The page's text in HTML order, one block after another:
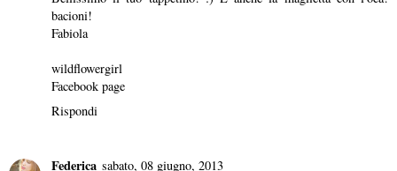
bacioni!
Fabiola
wildflowergirl
Facebook page
Rispondi
Federica sabato, 08 giugno, 2013